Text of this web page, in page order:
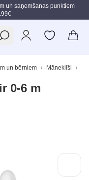
un saņemšanas punktiem
un bērniem Māneklīši
0-6 m